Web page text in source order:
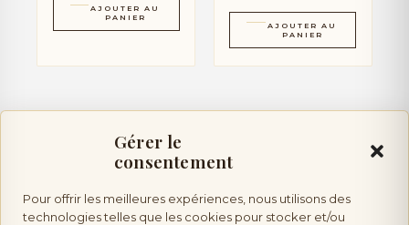
Gérer le
consentement
Pour offrir les meilleures expériences, nous utilisons des
technologies telles que les cookies pour stocker et/ou
AJOUTER AU
PANIER
AJOUTER AU
PANIER
Vente d’alcool :l’abus d’alcool est dangereux pour la